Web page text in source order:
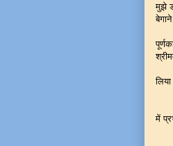
मुझे
में